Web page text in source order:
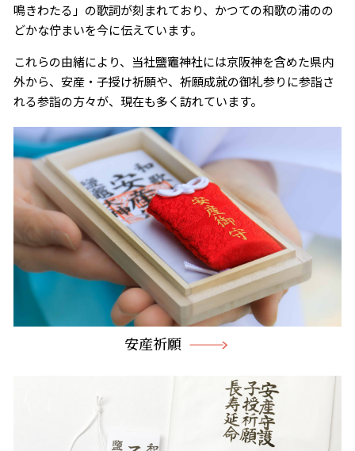
鳴きわたる」の歌詞が刻まれており、かつての和歌の浦のの
どかな佇まいを今に伝えています。
これらの由緒により、当社鹽竈神社には京阪神を含めた県内
外から、安産・子授け祈願や、祈願成就の御礼参りに参詣さ
れる参詣の方々が、現在も多く訪れています。
安産祈願